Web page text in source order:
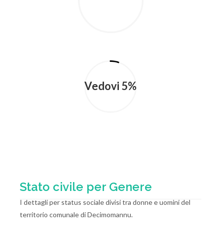
Vedovi 5%
Stato civile per Genere
I dettagli per status sociale divisi tra donne e uomini del
territorio comunale di Decimomannu.